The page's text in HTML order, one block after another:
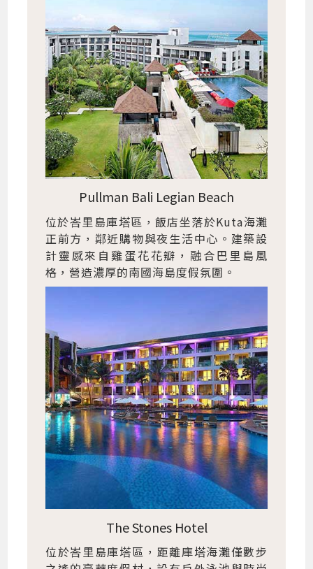
Pullman Bali Legian Beach
位於峇里島庫塔區，飯店坐落於Kuta海灘
正前方，鄰近購物與夜生活中心。建築設
計靈感來自雞蛋花花瓣，融合巴里島風
格，營造濃厚的南國海島度假氛圍。
The Stones Hotel
位於峇里島庫塔區，距離庫塔海灘僅數步